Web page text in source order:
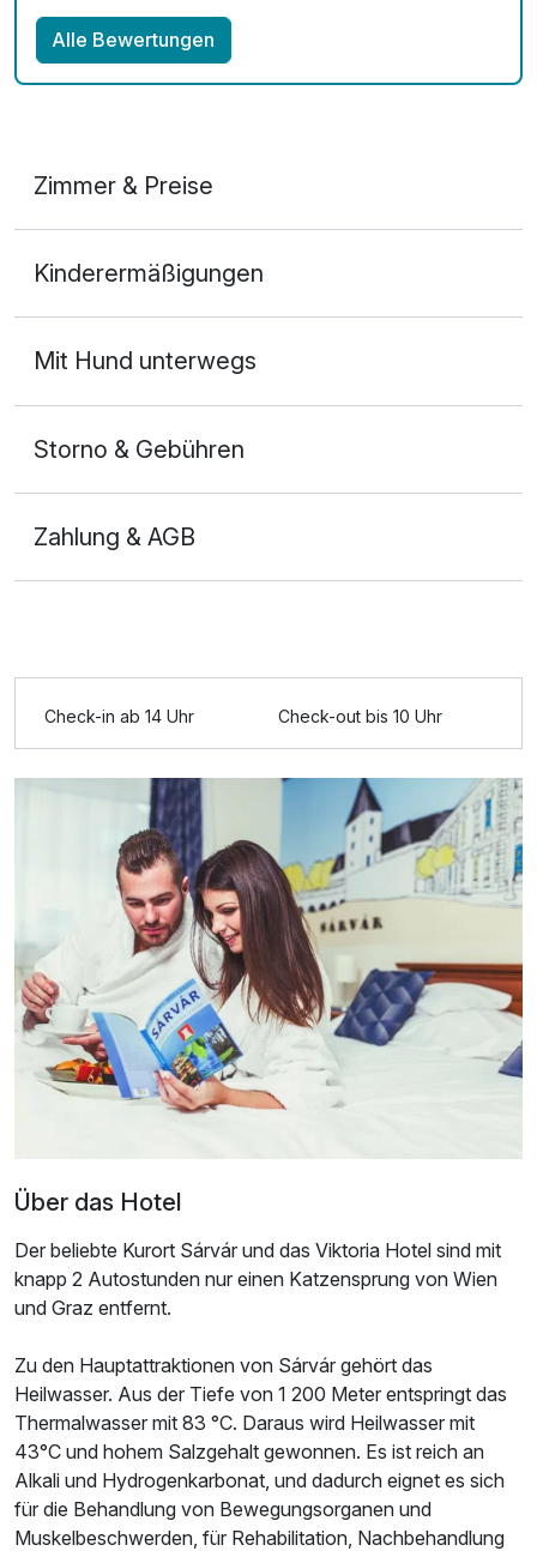
Alle Bewertungen
Zimmer & Preise
2 Erwachsene und 1 Kind
Kinderermäßigungen
Mit Hund unterwegs
Storno & Gebühren
Zahlung & AGB
Check-in ab 14 Uhr Check-out bis 10 Uhr
Über das Hotel
Der beliebte Kurort Sárvár und das Viktoria Hotel sind mit
knapp 2 Autostunden nur einen Katzensprung von Wien
und Graz entfernt.
Zu den Hauptattraktionen von Sárvár gehört das
Heilwasser. Aus der Tiefe von 1 200 Meter entspringt das
Thermalwasser mit 83 °C. Daraus wird Heilwasser mit
43°C und hohem Salzgehalt gewonnen. Es ist reich an
Alkali und Hydrogenkarbonat, und dadurch eignet es sich
für die Behandlung von Bewegungsorganen und
Muskelbeschwerden, für Rehabilitation, Nachbehandlung